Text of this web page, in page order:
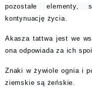
pozostałe elementy,
kontynuację życia.
Akasza tattwa jest we
ona odpowiada za ich
Znaki w żywiole ognia i
ziemskie są żeńskie.